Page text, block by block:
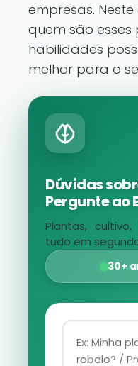
empresas.
quem são esses
habilidades
melhor para o
Dúvidas
Pergunte ao
Plantas,
tudo em
30+